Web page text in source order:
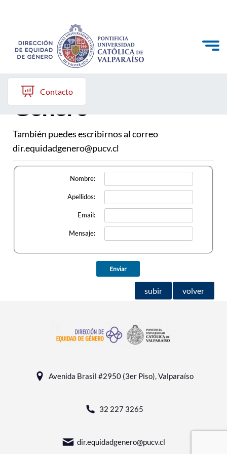
Quiénes somos
Diagnóstico y Política
Plan de Acción
Modelo de Prevención
Contacto
Contacto Dirección
de Equidad de
Género
También puedes escribirnos al correo
dir.equidadgenero@pucv.cl
Nombre:
Apellidos:
Email:
Mensaje:
subir volver
Avenida Brasil #2950 (3er Piso), Valparaíso
32 227 3265
dir.equidadgenero@pucv.cl